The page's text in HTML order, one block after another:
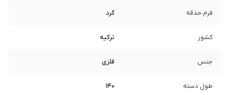
فرم حدقه گرد
کشور ترکیه
جنس فلزی
طول دسته 140